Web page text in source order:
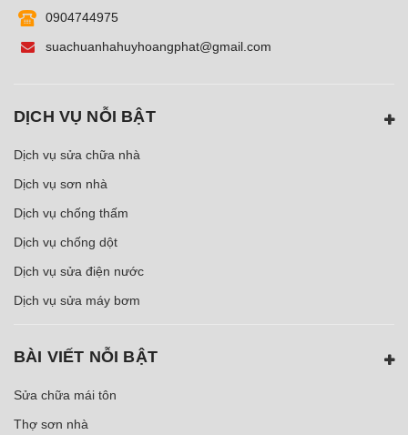
0904744975
suachuanhahuyhoangphat@gmail.com
DỊCH VỤ NỖI BẬT
Dịch vụ sửa chữa nhà
Dịch vụ sơn nhà
Dịch vụ chống thấm
Dịch vụ chống dột
Dịch vụ sửa điện nước
Dịch vụ sửa máy bơm
BÀI VIẾT NỖI BẬT
Sửa chữa mái tôn
Thợ sơn nhà